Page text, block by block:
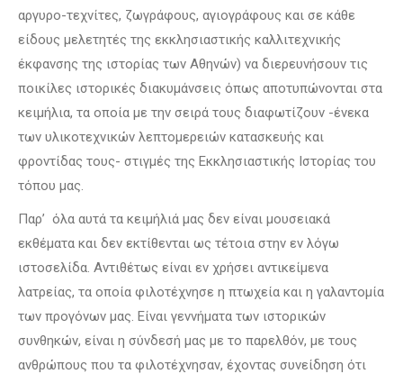
αργυρο-τεχνίτες, ζωγράφους, αγιογράφους και σε κάθε
είδους μελετητές της εκκλησιαστικής καλλιτεχνικής
έκφανσης της ιστορίας των Αθηνών) να διερευνήσουν τις
ποικίλες ιστορικές διακυμάνσεις όπως αποτυπώνονται στα
κειμήλια, τα οποία με την σειρά τους διαφωτίζουν -ένεκα
των υλικοτεχνικών λεπτομερειών κατασκευής και
φροντίδας τους- στιγμές της Εκκλησιαστικής Ιστορίας του
τόπου μας.
Παρ’ όλα αυτά τα κειμήλιά μας δεν είναι μουσειακά
εκθέματα και δεν εκτίθενται ως τέτοια στην εν λόγω
ιστοσελίδα. Αντιθέτως είναι εν χρήσει αντικείμενα
λατρείας, τα οποία φιλοτέχνησε η πτωχεία και η γαλαντομία
των προγόνων μας. Είναι γεννήματα των ιστορικών
συνθηκών, είναι η σύνδεσή μας με το παρελθόν, με τους
ανθρώπους που τα φιλοτέχνησαν, έχοντας συνείδηση ότι